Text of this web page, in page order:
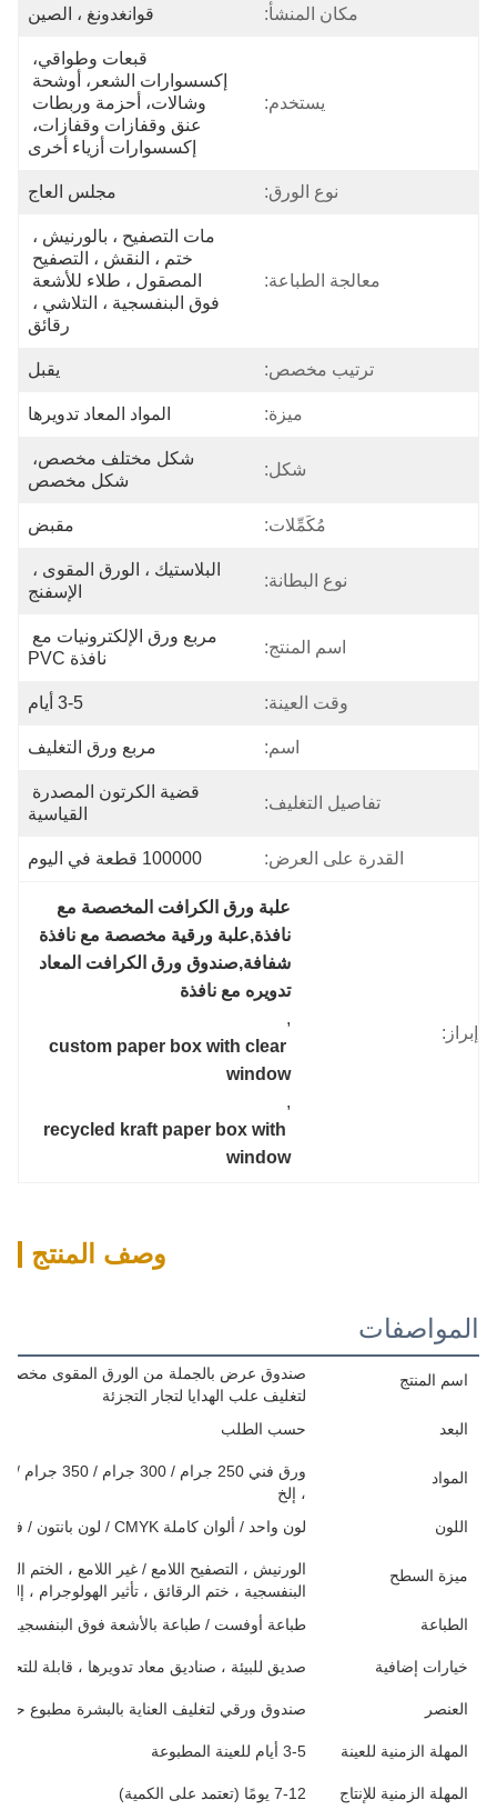
مكان المنشأ: قوانغدونغ ، الصين
يستخدم:
إكسسوارات أزياء أخرى
نوع الورق: مجلس العاج
معالجة الطباعة:
رقائق
ترتيب مخصص: يقبل
ميزة: المواد المعاد تدويرها
شكل:
شكل مخصص
مُكَمِّلات: مقبض
نوع البطانة:
الإسفنج
اسم المنتج:
نافذة PVC
وقت العينة: 3-5 أيام
اسم: مربع ورق التغليف
تفاصيل التغليف:
القياسية
القدرة على العرض: 100000 قطعة في اليوم
إبراز:
تدويره مع نافذة
,
custom paper box with clear
window
,
recycled kraft paper box with
window
وصف المنتج
المواصفات
اسم المنتج
صندوق عرض بالجملة من الورق المقوى مخصص
لتغليف علب الهدايا لتجار التجزئة
البعد
حسب الطلب
المواد
، إلخ
اللون
لون واحد / ألوان كاملة CMYK / لون بانتون / فارغ
ميزة السطح
الورنيش ، التصفيح اللامع / غير اللامع ،
البنفسجية ، ختم الرقائق ، تأثير الهولوجرام ، إلخ
الطباعة
طباعة أوفست / طباعة بالأشعة فوق البنفسجية /
خيارات إضافية صديق للبيئة ، صناديق معاد تدويرها ، قابلة
العنصر صندوق ورقي لتغليف العناية بالبشرة مطبوع
المهلة الزمنية للعينة 3-5 أيام للعينة المطبوعة
المهلة الزمنية للإنتاج 7-12 يومًا (تعتمد على الكمية)